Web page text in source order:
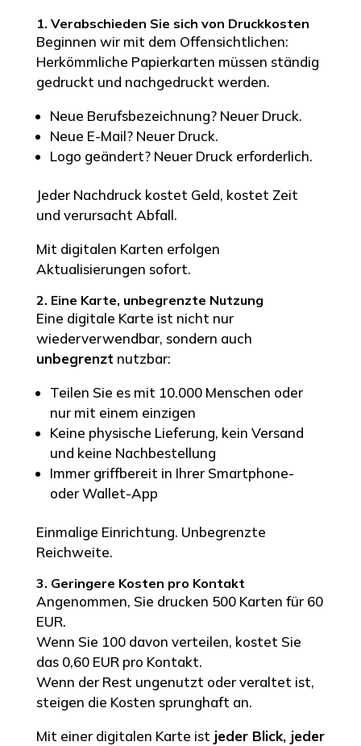
1. Verabschieden Sie sich von Druckkosten
Beginnen wir mit dem Offensichtlichen:
Herkömmliche Papierkarten müssen ständig
gedruckt und nachgedruckt werden.
Neue Berufsbezeichnung? Neuer Druck.
Neue E-Mail? Neuer Druck.
Logo geändert? Neuer Druck erforderlich.
Jeder Nachdruck kostet Geld, kostet Zeit
und verursacht Abfall.
Mit digitalen Karten erfolgen
Aktualisierungen sofort.
2. Eine Karte, unbegrenzte Nutzung
Eine digitale Karte ist nicht nur
wiederverwendbar, sondern auch
unbegrenzt nutzbar:
Teilen Sie es mit 10.000 Menschen oder
nur mit einem einzigen
Keine physische Lieferung, kein Versand
und keine Nachbestellung
Immer griffbereit in Ihrer Smartphone-
oder Wallet-App
Einmalige Einrichtung. Unbegrenzte
Reichweite.
3. Geringere Kosten pro Kontakt
Angenommen, Sie drucken 500 Karten für 60
EUR.
Wenn Sie 100 davon verteilen, kostet Sie
das 0,60 EUR pro Kontakt.
Wenn der Rest ungenutzt oder veraltet ist,
steigen die Kosten sprunghaft an.
Mit einer digitalen Karte ist jeder Blick, jeder